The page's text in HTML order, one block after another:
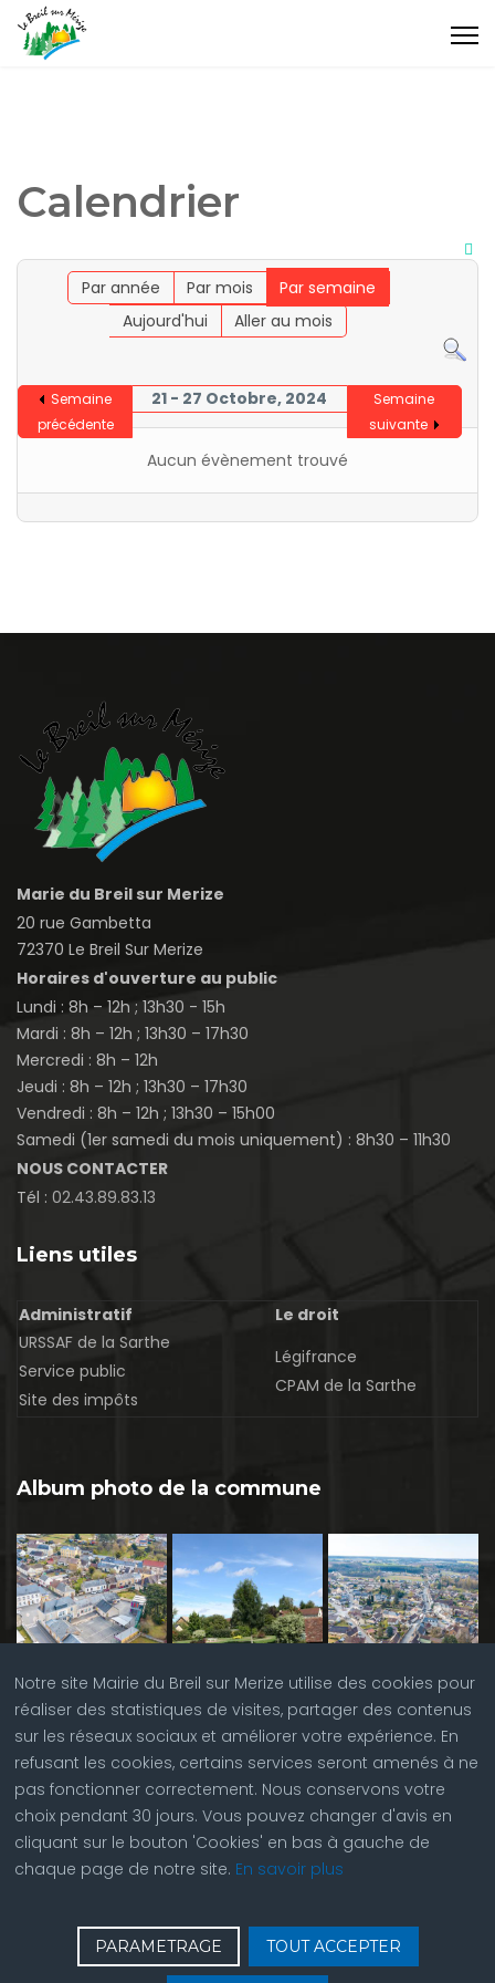
Calendrier
Par année Par mois
Par semaine
Aujourd'hui
Aller au mois
Semaine
précédente
21 - 27 Octobre, 2024
Semaine
suivante
Aucun évènement trouvé
Marie du Breil sur Merize
20 rue Gambetta
72370 Le Breil Sur Merize
Horaires d'ouverture au public
Lundi : 8h – 12h ; 13h30 - 15h
Mardi : 8h – 12h ; 13h30 – 17h30
Mercredi : 8h – 12h
Jeudi : 8h – 12h ; 13h30 – 17h30
Vendredi : 8h – 12h ; 13h30 – 15h00
Samedi (1er samedi du mois uniquement) : 8h30 – 11h30
NOUS CONTACTER
Tél : 02.43.89.83.13
Notre site Mairie du Breil sur Merize utilise des cookies pour
réaliser des statistiques de visites, partager des contenus
sur les réseaux sociaux et améliorer votre expérience. En
refusant les cookies, certains services seront amenés à ne
pas fonctionner correctement. Nous conservons votre
choix pendant 30 jours. Vous pouvez changer d'avis en
cliquant sur le bouton 'Cookies' en bas à gauche de
chaque page de notre site. En savoir plus
PARAMETRAGE TOUT ACCEPTER
Liens utiles
Administratif
Le droit
URSSAF de la Sarthe
Service public
Site des impôts
Légifrance
CPAM de la Sarthe
Album photo de la commune
Contactez nous | © Copyright 2023 |Plan du site|
Réalisation du site parABC Site Web| Seconnecter| Accès